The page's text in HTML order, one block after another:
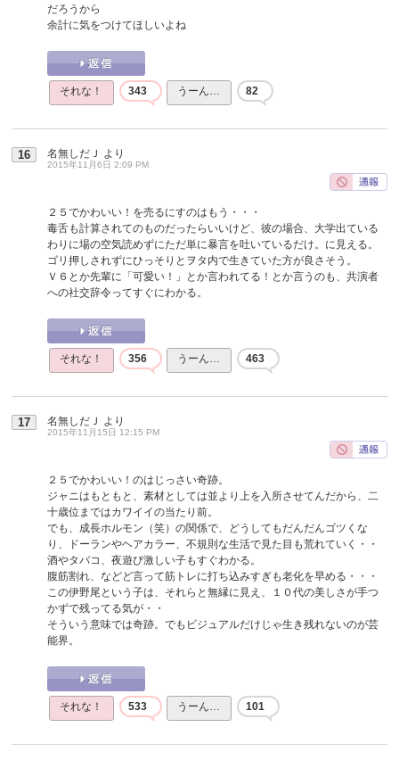
だろうから
余計に気をつけてほしいよね
それな！ 343 うーん… 82
16 名無しだＪ より
2015年11月6日 2:09 PM
２５でかわいい！を売るにすのはもう・・・
毒舌も計算されてのものだったらいいけど、彼の場合、大学出ている
わりに場の空気読めずにただ単に暴言を吐いているだけ。に見える。
ゴリ押しされずにひっそりとヲタ内で生きていた方が良さそう。
Ｖ６とか先輩に「可愛い！」とか言われてる！とか言うのも、共演者
への社交辞令ってすぐにわかる。
それな！ 356 うーん… 463
17 名無しだＪ より
2015年11月15日 12:15 PM
２５でかわいい！のはじっさい奇跡。
ジャニはもともと、素材としては並より上を入所させてんだから、二
十歳位まではカワイイの当たり前。
でも、成長ホルモン（笑）の関係で、どうしてもだんだんゴツくな
り、ドーランやヘアカラー、不規則な生活で見た目も荒れていく・・
酒やタバコ、夜遊び激しい子もすぐわかる。
腹筋割れ、などど言って筋トレに打ち込みすぎも老化を早める・・・
この伊野尾という子は、それらと無縁に見え、１０代の美しさが手つ
かずで残ってる気が・・
そういう意味では奇跡。でもビジュアルだけじゃ生き残れないのが芸
能界。
それな！ 533 うーん… 101